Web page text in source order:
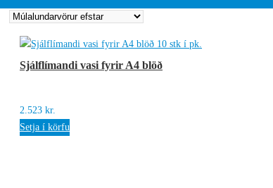
Sjálflímandi vasi fyrir A4 blöð
2.523 kr.
Setja í körfu